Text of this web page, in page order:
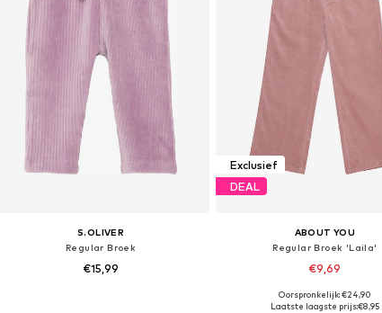
S.OLIVER
Regular Broek
€15,99
Exclusief
DEAL
ABOUT YOU
Regular Broek 'Laila'
€9,69
Beschikbare maten: 86-92
Oorspronkelijk: €24,90
Laatste laagste prijs:€8,95